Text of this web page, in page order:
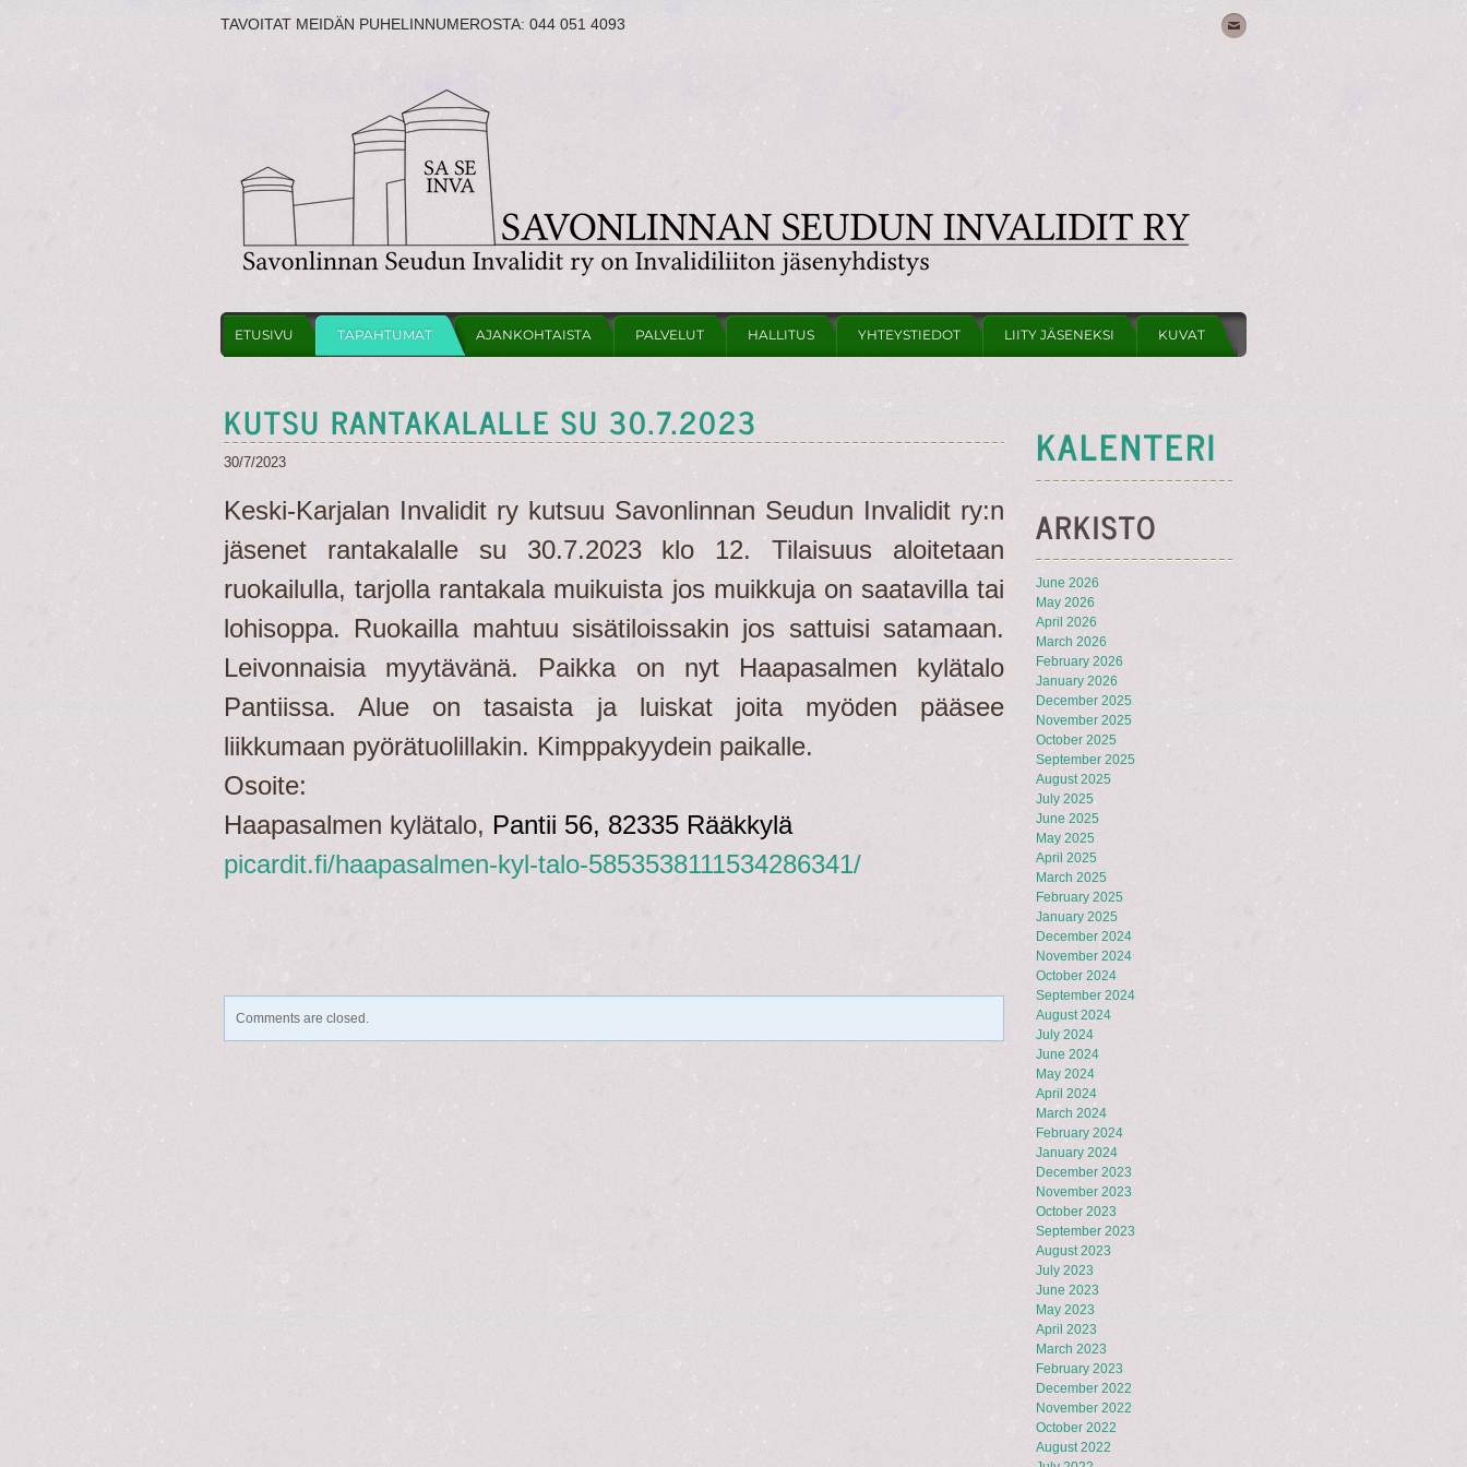
TAVOITAT MEIDÄN PUHELINNUMEROSTA: 044 051 4093
ETUSIVU TAPAHTUMAT AJANKOHTAISTA PALVELUT HALLITUS YHTEYSTIEDOT LIITY JÄSENEKSI KUVAT
KUTSU RANTAKALALLE SU 30.7.2023
30/7/2023
Keski-Karjalan Invalidit ry kutsuu Savonlinnan Seudun Invalidit ry:n
jäsenet rantakalalle su 30.7.2023 klo 12. Tilaisuus aloitetaan
ruokailulla, tarjolla rantakala muikuista jos muikkuja on saatavilla tai
lohisoppa. Ruokailla mahtuu sisätiloissakin jos sattuisi satamaan.
Leivonnaisia myytävänä. Paikka on nyt Haapasalmen kylätalo
Pantiissa. Alue on tasaista ja luiskat joita myöden pääsee
liikkumaan pyörätuolillakin. Kimppakyydein paikalle.
Osoite:
Haapasalmen kylätalo, Pantii 56, 82335 Rääkkylä
picardit.fi/haapasalmen-kyl-talo-5853538111534286341/
Comments are closed.
KALENTERI
ARKISTO
June 2026
May 2026
April 2026
March 2026
February 2026
January 2026
December 2025
November 2025
October 2025
September 2025
August 2025
July 2025
June 2025
May 2025
April 2025
March 2025
February 2025
January 2025
December 2024
November 2024
October 2024
September 2024
August 2024
July 2024
June 2024
May 2024
April 2024
March 2024
February 2024
January 2024
December 2023
November 2023
October 2023
September 2023
August 2023
July 2023
June 2023
May 2023
April 2023
March 2023
February 2023
December 2022
November 2022
October 2022
August 2022